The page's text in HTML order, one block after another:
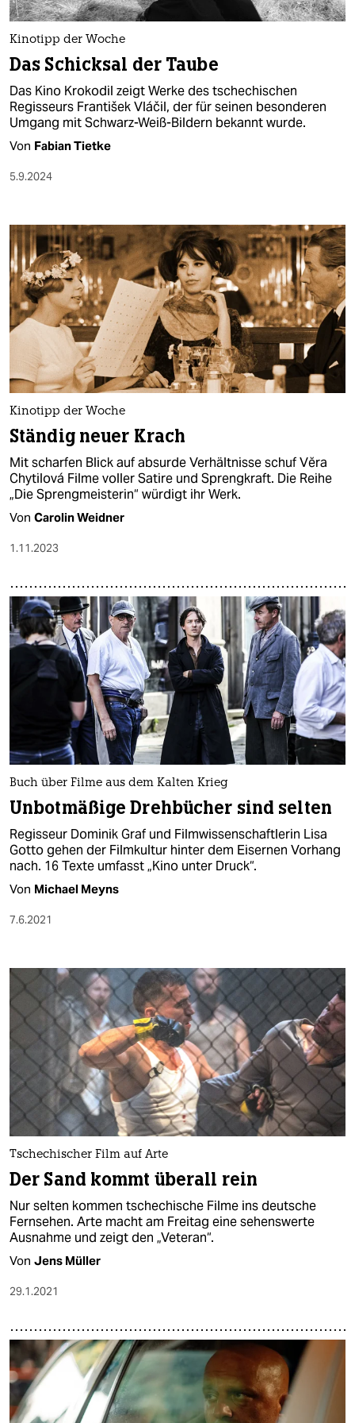
nord
wahrheit
verlag
verlag
veranstaltungen
fragen & hilfe
unterstützen
abo
genossenschaft
epaper login
Kinotipp der Woche
Das Schicksal der Taube
Das Kino Krokodil zeigt Werke des tschechischen
Regisseurs František Vláčil, der für seinen besonderen
Umgang mit Schwarz-Weiß-Bildern bekannt wurde.
Von Fabian Tietke
5.9.2024
Kinotipp der Woche
Ständig neuer Krach
Mit scharfen Blick auf absurde Verhältnisse schuf Vĕra
Chytilová Filme voller Satire und Sprengkraft. Die Reihe
„Die Sprengmeisterin“ würdigt ihr Werk.
Von Carolin Weidner
1.11.2023
Buch über Filme aus dem Kalten Krieg
Unbotmäßige Drehbücher sind selten
Regisseur Dominik Graf und Filmwissenschaftlerin Lisa
Gotto gehen der Filmkultur hinter dem Eisernen Vorhang
nach. 16 Texte umfasst „Kino unter Druck“.
Von Michael Meyns
7.6.2021
Tschechischer Film auf Arte
Der Sand kommt überall rein
Nur selten kommen tschechische Filme ins deutsche
Fernsehen. Arte macht am Freitag eine sehenswerte
Ausnahme und zeigt den „Veteran“.
Von Jens Müller
29.1.2021